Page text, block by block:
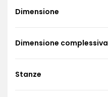
Dimensione
Dimensione complessiva
Stanze